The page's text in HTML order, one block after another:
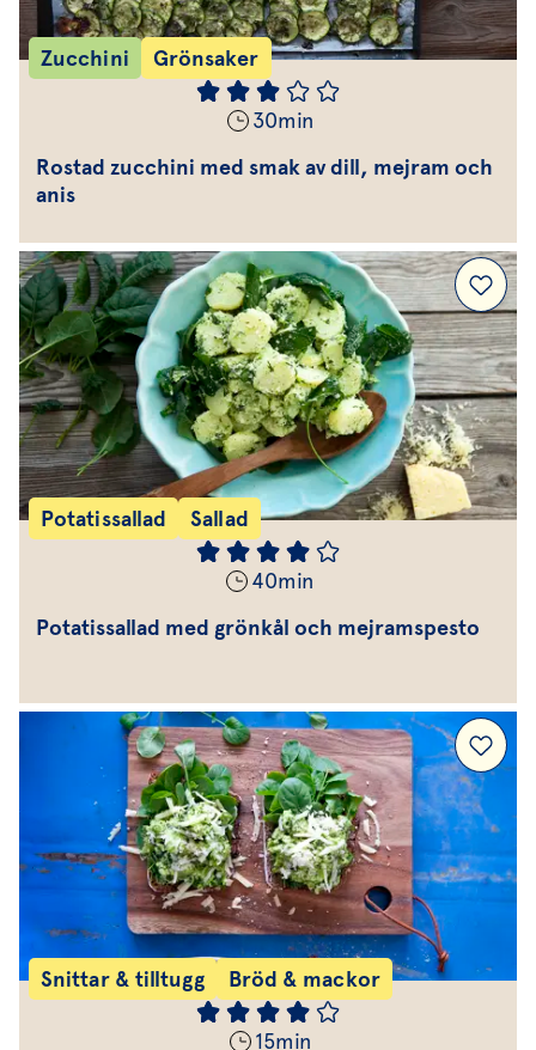
Zucchini Grönsaker
30min
Rostad zucchini med smak av dill, mejram och
anis
Potatissallad Sallad
40min
Potatissallad med grönkål och mejramspesto
Snittar & tilltugg Bröd & mackor
15min